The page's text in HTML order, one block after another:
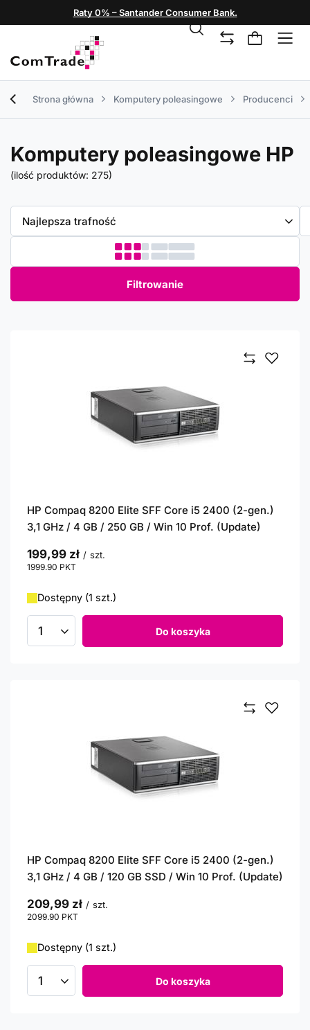
Raty 0% – Santander Consumer Bank.
Strona główna Komputery poleasingowe Producenci
Komputery poleasingowe HP
(ilość produktów: 275)
Zmień sortowanie
Najlepsza trafność
Filtrowanie
HP Compaq 8200 Elite SFF Core i5 2400 (2-gen.)
3,1 GHz / 4 GB / 250 GB / Win 10 Prof. (Update)
199,99 zł / szt.
1999.90 PKT
Dostępny (1 szt.)
Ilość produktów Do koszyka
HP Compaq 8200 Elite SFF Core i5 2400 (2-gen.)
3,1 GHz / 4 GB / 120 GB SSD / Win 10 Prof. (Update)
209,99 zł / szt.
2099.90 PKT
Dostępny (1 szt.)
Ilość produktów Do koszyka